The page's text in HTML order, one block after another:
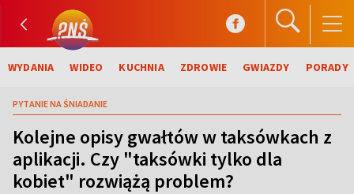
WYDANIA WIDEO KUCHNIA ZDROWIE GWIAZDY PORADY
PYTANIE NA ŚNIADANIE
Kolejne opisy gwałtów w taksówkach z
aplikacji. Czy "taksówki tylko dla
kobiet" rozwiążą problem?